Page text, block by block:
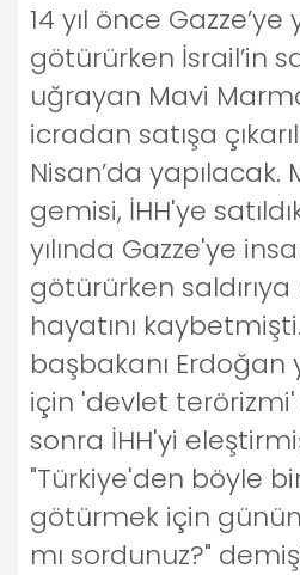
14 yıl önce Gazze’ye
götürürken İsrail’in
uğrayan Mavi
icradan satışa
Nisan’da
gemisi, İHH'ye
yılında Gazze'ye
götürürken saldırıya
hayatını
başbakanı
için 'devlet
sonra İHH'yi
"Türkiye'den böyle
götürmek için
mı sordunuz?"